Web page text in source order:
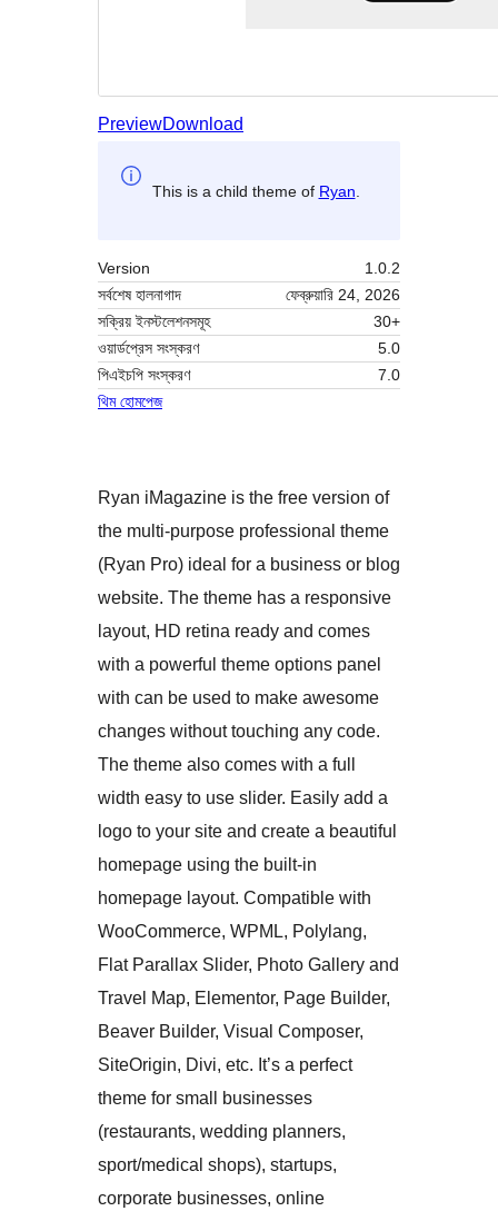
PreviewDownload
This is a child theme of Ryan
Version
1.0.2
সর্বশেষ হালনাগাদ
ফেব্রুয়ারি 24, 2026
সক্রিয় ইনস্টলেশনসমূহ
30+
ওয়ার্ডপ্রেস সংস্করণ
5.0
পিএইচপি সংস্করণ
7.0
থিম হোমপেজ
Ryan iMagazine is the free version of
the multi-purpose professional theme
(Ryan Pro) ideal for a business or blog
website. The theme has a responsive
layout, HD retina ready and comes
with a powerful theme options panel
with can be used to make awesome
changes without touching any code.
The theme also comes with a full
width easy to use slider. Easily add a
logo to your site and create a beautiful
homepage using the built-in
homepage layout. Compatible with
WooCommerce, WPML, Polylang,
Flat Parallax Slider, Photo Gallery and
Travel Map, Elementor, Page Builder,
Beaver Builder, Visual Composer,
SiteOrigin, Divi, etc. It’s a perfect
theme for small businesses
(restaurants, wedding planners,
sport/medical shops), startups,
corporate businesses, online